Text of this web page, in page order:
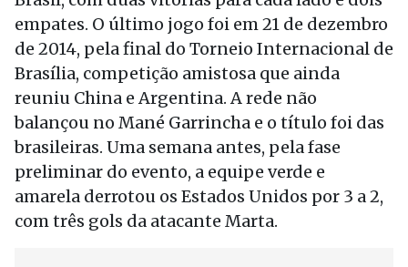
empates. O último jogo foi em 21 de dezembro
de 2014, pela final do Torneio Internacional de
Brasília, competição amistosa que ainda
reuniu China e Argentina. A rede não
balançou no Mané Garrincha e o título foi das
brasileiras. Uma semana antes, pela fase
preliminar do evento, a equipe verde e
amarela derrotou os Estados Unidos por 3 a 2,
com três gols da atacante Marta.